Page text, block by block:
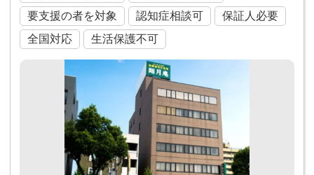
要支援の者を対象
認知症相談可
保証人必要
全国対応
生活保護不可